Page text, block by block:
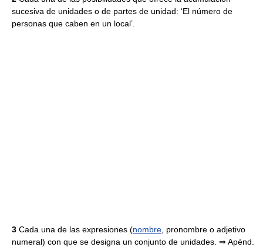
sucesiva de unidades o de partes de unidad: ‘El número de
personas que caben en un local’.
3 Cada una de las expresiones (nombre , pronombre o adjetivo
numeral) con que se designa un conjunto de unidades. ⇒ Apénd.